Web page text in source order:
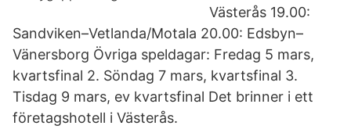
Västerås 19.00:
Sandviken–Vetlanda/Motala 20.00: Edsbyn–
Vänersborg Övriga speldagar: Fredag 5 mars,
kvartsfinal 2. Söndag 7 mars, kvartsfinal 3.
Tisdag 9 mars, ev kvartsfinal Det brinner i ett
företagshotell i Västerås.